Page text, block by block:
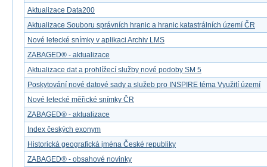
Aktualizace Data200
Aktualizace Souboru správních hranic a hranic katastrálních území ČR
Nové letecké snímky v aplikaci Archiv LMS
ZABAGED® - aktualizace
Aktualizace dat a prohlížecí služby nové podoby SM 5
Poskytování nové datové sady a služeb pro INSPIRE téma Využití území
Nové letecké měřické snímky ČR
ZABAGED® - aktualizace
Index českých exonym
Historická geografická jména České republiky
ZABAGED® - obsahové novinky